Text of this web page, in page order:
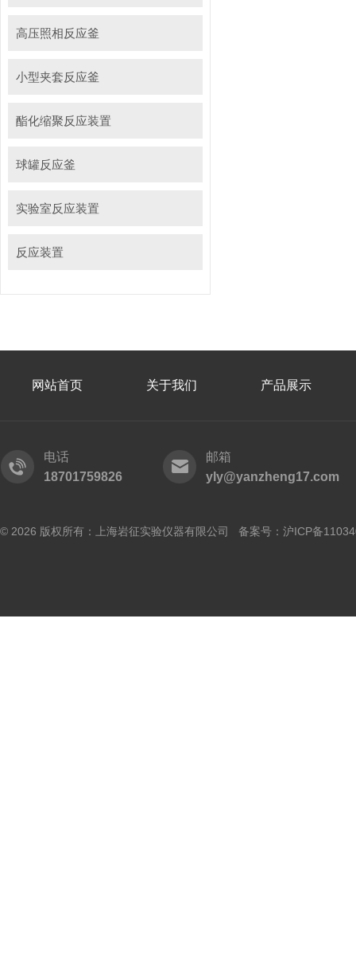
高压照相反应釜
小型夹套反应釜
酯化缩聚反应装置
球罐反应釜
实验室反应装置
反应装置
网站首页 关于我们 产品展示
电话
18701759826
邮箱
yly@yanzheng17.com
© 2026 版权所有：上海岩征实验仪器有限公司 备案号： 沪ICP备